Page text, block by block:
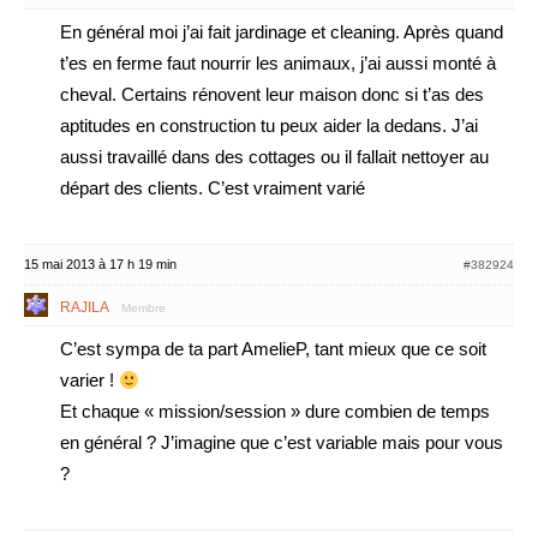
En général moi j’ai fait jardinage et cleaning. Après quand
t’es en ferme faut nourrir les animaux, j’ai aussi monté à
cheval. Certains rénovent leur maison donc si t’as des
aptitudes en construction tu peux aider la dedans. J’ai
aussi travaillé dans des cottages ou il fallait nettoyer au
départ des clients. C’est vraiment varié
15 mai 2013 à 17 h 19 min #382924
RAJILA Membre
C’est sympa de ta part AmelieP, tant mieux que ce soit
varier !
Et chaque « mission/session » dure combien de temps
en général ? J’imagine que c’est variable mais pour vous
?